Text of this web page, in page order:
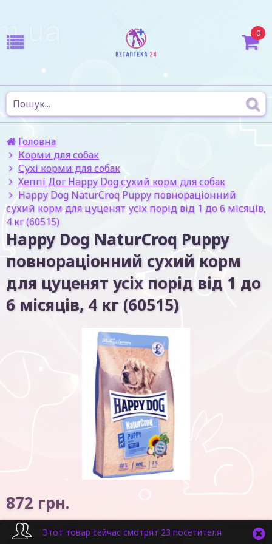
0
Головна
Корми для собак
Сухі корми для собак
Хеппі Дог Happy Dog сухий корм для собак
Happy Dog NaturCroq Puppy повнораціонний
сухий корм для цуценят усіх порід від 1 до 6 місяців,
4 кг (60515)
Happy Dog NaturCroq Puppy
повнораціонний сухий корм
для цуценят усіх порід від 1 до
6 місяців, 4 кг (60515)
872 грн.
Код товару: В наявності
Этот товар сейчас смотрят 23 посетителя